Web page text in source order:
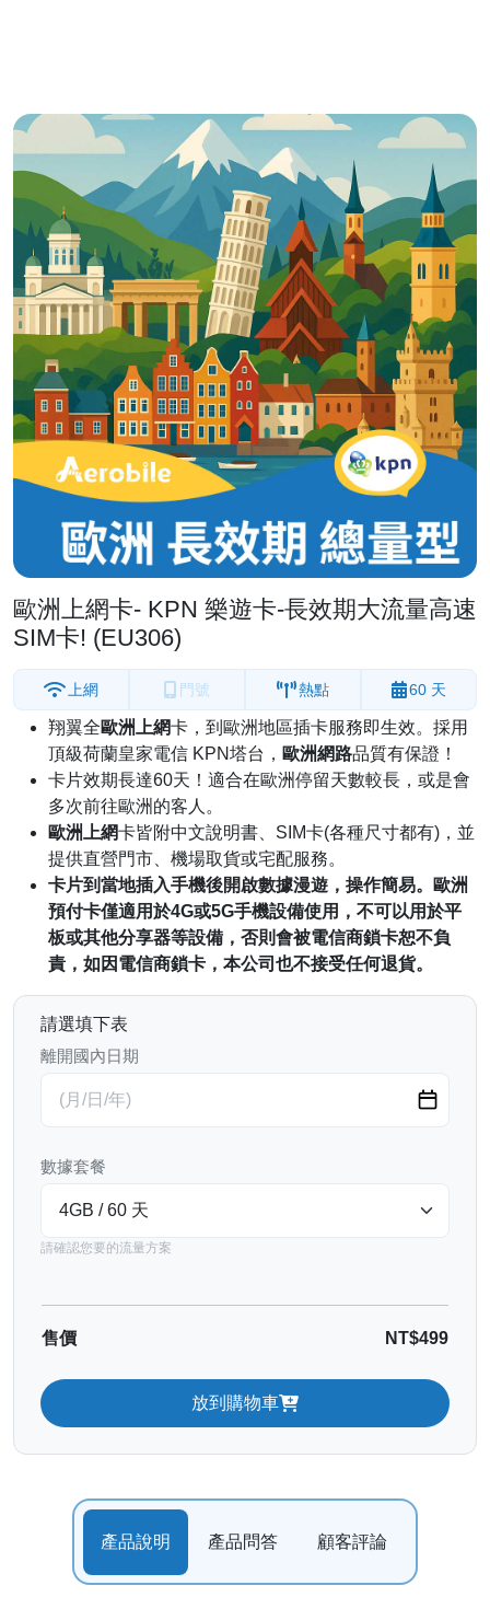
歐洲上網卡- KPN 樂遊卡-長效期大流量高速
SIM卡! (EU306)
上網 門號 熱點 60 天
翔翼全歐洲上網卡，到歐洲地區插卡服務即生效。採用
頂級荷蘭皇家電信 KPN塔台， 歐洲網路品質有保證！
卡片效期長達60天！適合在歐洲停留天數較長，或是會
多次前往歐洲的客人。
歐洲上網卡皆附中文說明書、SIM卡(各種尺寸都有)，並
提供直營門市、機場取貨或宅配服務。
卡片到當地插入手機後開啟數據漫遊，操作簡易。歐洲
預付卡僅適用於4G或5G手機設備使用，不可以用於平
板或其他分享器等設備，否則會被電信商鎖卡恕不負
責，如因電信商鎖卡，本公司也不接受任何退貨。
請選填下表
離開國內日期
數據套餐
請確認您要的流量方案
售價 NT$499
放到購物車
產品說明 產品問答 顧客評論